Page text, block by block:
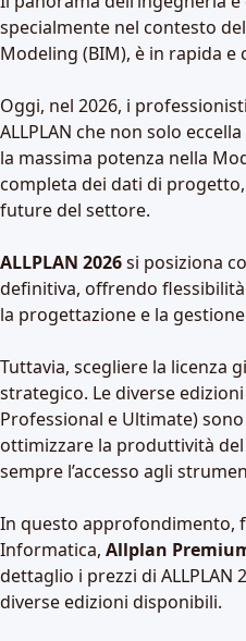
specialmente nel contesto
Modeling (BIM), è in rapida e
Oggi, nel 2026, i
ALLPLAN che non solo
la massima potenza nella
completa dei dati di
future del settore.
ALLPLAN 2026si posiziona
definitiva, offrendo
la progettazione e la
Tuttavia, scegliere la licenza
strategico. Le diverse edizioni
Professional e Ultimate)
ottimizzare la produttività
sempre l’accesso agli
In questo approfondimento,
Informatica, Allplan
dettaglio i prezzi di ALLPLAN
diverse edizioni disponibili.